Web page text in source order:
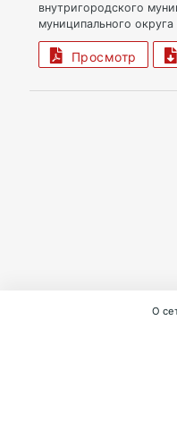
внутригородского
муниципального
Просмотр
О